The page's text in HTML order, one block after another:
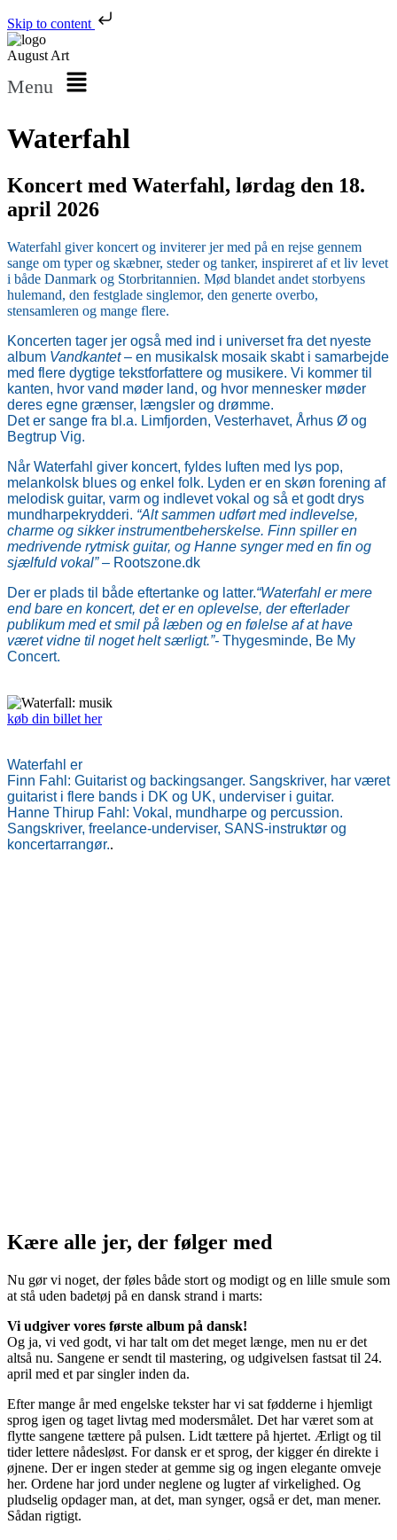
Skip to content
August Art
Menu
Waterfahl
Koncert med Waterfahl, lørdag den 18.
april 2026
Waterfahl giver koncert og inviterer jer med på en rejse gennem
sange om typer og skæbner, steder og tanker, inspireret af et liv levet
i både Danmark og Storbritannien. Mød blandet andet storbyens
hulemand, den festglade singlemor, den generte overbo,
stensamleren og mange flere.
Koncerten tager jer også med ind i universet fra det nyeste
album Vandkantet – en musikalsk mosaik skabt i samarbejde
med flere dygtige tekstforfattere og musikere. Vi kommer til
kanten, hvor vand møder land, og hvor mennesker møder
deres egne grænser, længsler og drømme.
Det er sange fra bl.a. Limfjorden, Vesterhavet, Århus Ø og
Begtrup Vig.
Når Waterfahl giver koncert, fyldes luften med lys pop,
melankolsk blues og enkel folk. Lyden er en skøn forening af
melodisk guitar, varm og indlevet vokal og så et godt drys
mundharpekrydderi. “Alt sammen udført med indlevelse,
charme og sikker instrumentbeherskelse. Finn spiller en
medrivende rytmisk guitar, og Hanne synger med en fin og
sjælfuld vokal” – Rootszone.dk
Der er plads til både eftertanke og latter.“Waterfahl er mere
end bare en koncert, det er en oplevelse, der efterlader
publikum med et smil på læben og en følelse af at have
været vidne til noget helt særligt.”- Thygesminde, Be My
Concert.
køb din billet her
Waterfahl er
Finn Fahl: Guitarist og backingsanger. Sangskriver, har været
guitarist i flere bands i DK og UK, underviser i guitar.
Hanne Thirup Fahl: Vokal, mundharpe og percussion.
Sangskriver, freelance-underviser, SANS-instruktør og
koncertarrangør..
Kære alle jer, der følger med
Nu gør vi noget, der føles både stort og modigt og en lille smule som
at stå uden badetøj på en dansk strand i marts:
Vi udgiver vores første album på dansk!
Og ja, vi ved godt, vi har talt om det meget længe, men nu er det
altså nu. Sangene er sendt til mastering, og udgivelsen fastsat til 24.
april med et par singler inden da.
Efter mange år med engelske tekster har vi sat fødderne i hjemligt
sprog igen og taget livtag med modersmålet. Det har været som at
flytte sangene tættere på pulsen. Lidt tættere på hjertet. Ærligt og til
tider lettere nådesløst. For dansk er et sprog, der kigger én direkte i
øjnene. Der er ingen steder at gemme sig og ingen elegante omveje
her. Ordene har jord under neglene og lugter af virkelighed. Og
pludselig opdager man, at det, man synger, også er det, man mener.
Sådan rigtigt.